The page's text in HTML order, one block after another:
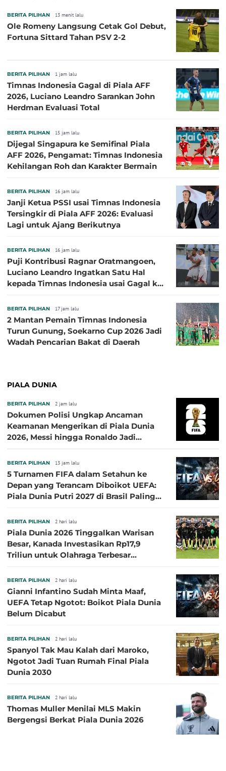
BERITA PILIHAN 13 menit lalu
Ole Romeny Langsung Cetak Gol Debut,
Fortuna Sittard Tahan PSV 2-2
BERITA PILIHAN 1 jam lalu
Timnas Indonesia Gagal di Piala AFF
2026, Luciano Leandro Sarankan John
Herdman Evaluasi Total
BERITA PILIHAN 15 jam lalu
Dijegal Singapura ke Semifinal Piala
AFF 2026, Pengamat: Timnas Indonesia
Kehilangan Roh dan Karakter Bermain
BERITA PILIHAN 16 jam lalu
Janji Ketua PSSI usai Timnas Indonesia
Tersingkir di Piala AFF 2026: Evaluasi
Lagi untuk Ajang Berikutnya
BERITA PILIHAN 16 jam lalu
Puji Kontribusi Ragnar Oratmangoen,
Luciano Leandro Ingatkan Satu Hal
kepada Timnas Indonesia usai Gagal ke
BERITA PILIHAN 17 jam lalu
2 Mantan Pemain Timnas Indonesia
Turun Gunung, Soekarno Cup 2026 Jadi
Wadah Pencarian Bakat di Daerah
PIALA DUNIA
BERITA PILIHAN 2 jam lalu
Dokumen Polisi Ungkap Ancaman
Keamanan Mengerikan di Piala Dunia
2026, Messi hingga Ronaldo Jadi
BERITA PILIHAN 13 jam lalu
5 Turnamen FIFA dalam Setahun ke
Depan yang Terancam Diboikot UEFA:
Piala Dunia Putri 2027 di Brasil Paling
BERITA PILIHAN 2 hari lalu
Piala Dunia 2026 Tinggalkan Warisan
Besar, Kanada Investasikan Rp17,9
Triliun untuk Olahraga Terbesar
BERITA PILIHAN 2 hari lalu
Gianni Infantino Sudah Minta Maaf,
UEFA Tetap Ngotot: Boikot Piala Dunia
Belum Dicabut
BERITA PILIHAN 2 hari lalu
Spanyol Tak Mau Kalah dari Maroko,
Ngotot Jadi Tuan Rumah Final Piala
Dunia 2030
BERITA PILIHAN 2 hari lalu
Thomas Muller Menilai MLS Makin
Bergengsi Berkat Piala Dunia 2026